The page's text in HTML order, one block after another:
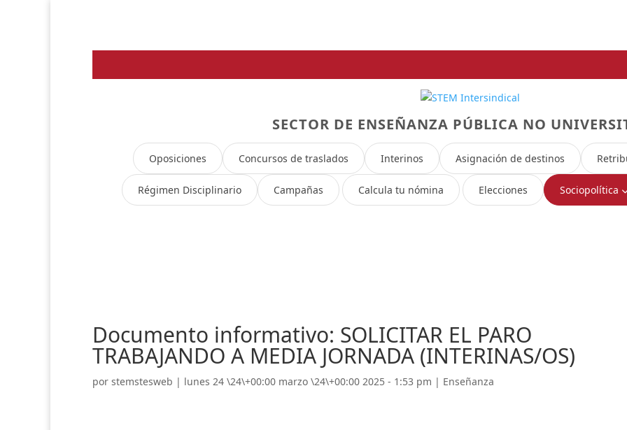
SECTOR DE ENSEÑANZA PÚBLICA NO
Oposiciones Concursos de traslados Interinos Asignación de destinos
Régimen Disciplinario Campañas Calcula tu nómina Elecciones Sociopolítica
Documento informativo: SOLICITAR EL PARO
TRABAJANDO A MEDIA JORNADA (INTERINAS/OS)
por stemstesweb | lunes 24 \24\+00:00 marzo \24\+00:00 2025 - 1:53 pm | Enseñanza